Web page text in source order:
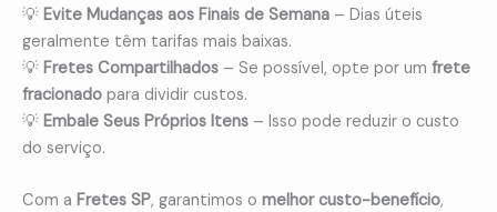
💡 Evite Mudanças aos Finais de Semana – Dias úteis
geralmente têm tarifas mais baixas.
💡 Fretes Compartilhados – Se possível, opte por um frete
fracionado para dividir custos.
💡 Embale Seus Próprios Itens – Isso pode reduzir o custo
do serviço.
Com a Fretes SP, garantimos o melhor custo-benefício,